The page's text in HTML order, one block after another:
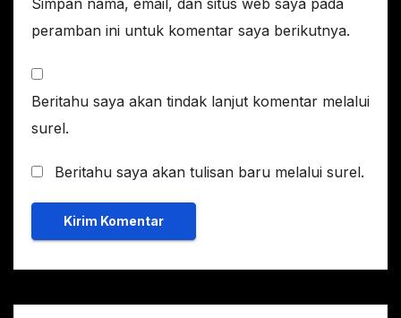
peramban ini untuk komentar saya berikutnya.
Beritahu saya akan tindak lanjut komentar melalui
surel.
Beritahu saya akan tulisan baru melalui surel.